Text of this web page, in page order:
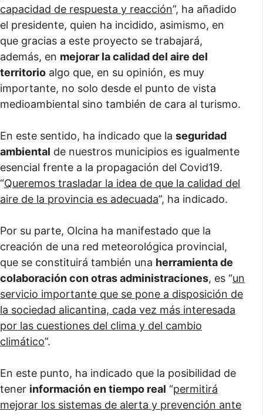
capacidad de respuesta y reacción”, ha añadido
el presidente, quien ha incidido, asimismo, en
que gracias a este proyecto se trabajará,
además, en mejorar la calidad del aire del
territorio algo que, en su opinión, es muy
importante, no solo desde el punto de vista
medioambiental sino también de cara al turismo.
En este sentido, ha indicado que la seguridad
ambiental de nuestros municipios es igualmente
esencial frente a la propagación del Covid19.
“Queremos trasladar la idea de que la calidad del
aire de la provincia es adecuada”, ha indicado.
Por su parte, Olcina ha manifestado que la
creación de una red meteorológica provincial,
que se constituirá también una herramienta de
colaboración con otras administraciones, es “un
servicio importante que se pone a disposición de
la sociedad alicantina, cada vez más interesada
por las cuestiones del clima y del cambio
climático”.
En este punto, ha indicado que la posibilidad de
tener información en tiempo real “permitirá
mejorar los sistemas de alerta y prevención ante